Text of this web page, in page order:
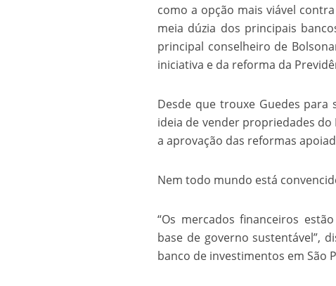
FILME: Como um
como a opção mais viável
meia dúzia dos principais
principal conselheiro de
iniciativa e da reforma da
Desde que trouxe Guedes
ideia de vender propriedades
a aprovação das reformas
Nem todo mundo está
“Os mercados financeiros
base de governo sustentável”,
banco de investimentos em São